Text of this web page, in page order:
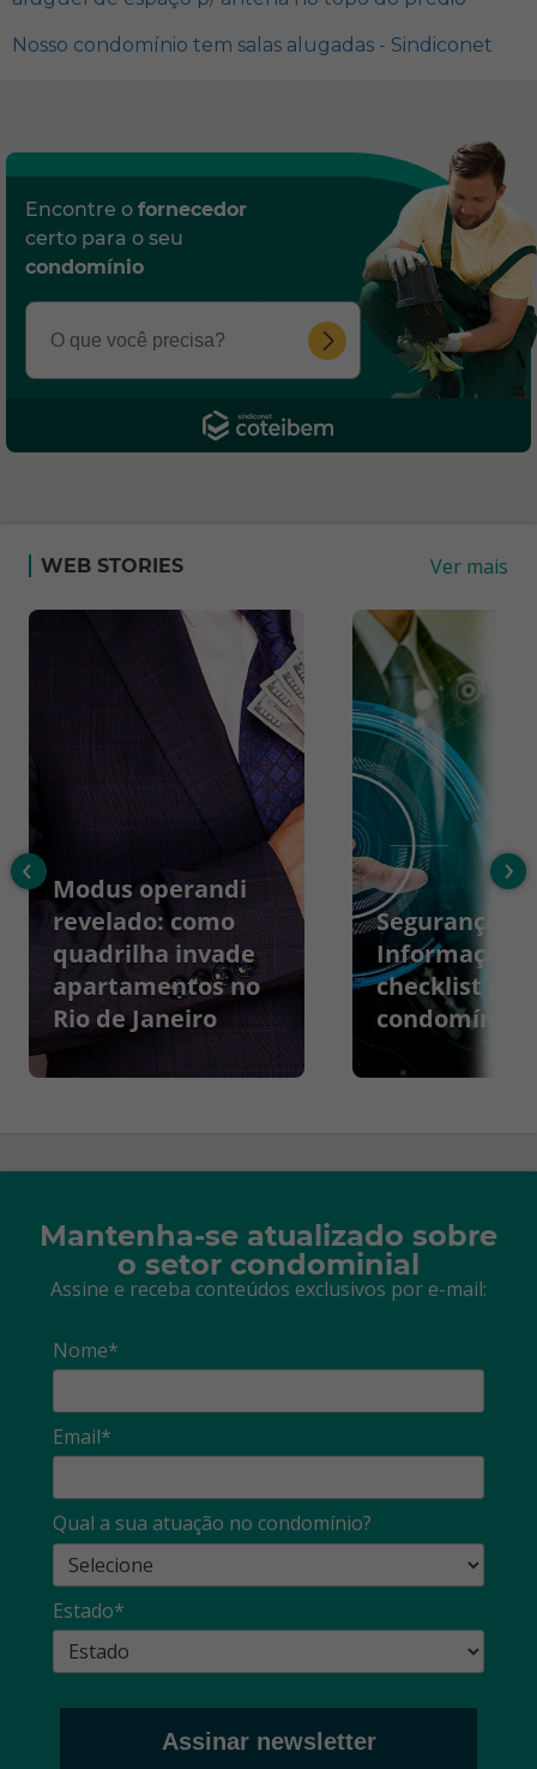
Nosso condomínio tem salas alugadas - Sindiconet
Encontre o fornecedor
certo para o seu
condomínio
WEB STORIES Ver mais
Modus operandi
revelado: como
quadrilha invade
apartamentos no
Rio de Janeiro
Segurança da
Informação:
checklist
condomínios
‹ ›
Mantenha-se atualizado sobre
o setor condominial
Assine e receba conteúdos exclusivos por e-mail:
Nome*
Email*
Qual a sua atuação no condomínio?
Estado*
Assinar newsletter